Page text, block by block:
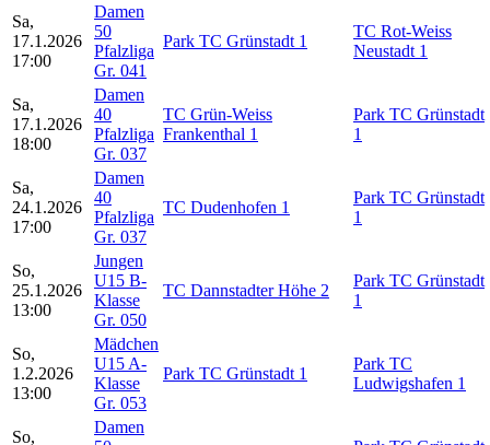
Sa,
17.1.2026
17:00
Damen
50
Pfalzliga
Gr. 041
Park TC Grünstadt 1
TC Rot-Weiss
Neustadt 1
Sa,
17.1.2026
18:00
Damen
40
Pfalzliga
Gr. 037
TC Grün-Weiss
Frankenthal 1
Park TC Grünstadt
1
Sa,
24.1.2026
17:00
Damen
40
Pfalzliga
Gr. 037
TC Dudenhofen 1
Park TC Grünstadt
1
So,
25.1.2026
13:00
Jungen
U15 B-
Klasse
Gr. 050
TC Dannstadter Höhe 2
Park TC Grünstadt
1
So,
1.2.2026
13:00
Mädchen
U15 A-
Klasse
Gr. 053
Park TC Grünstadt 1
Park TC
Ludwigshafen 1
So,
Damen